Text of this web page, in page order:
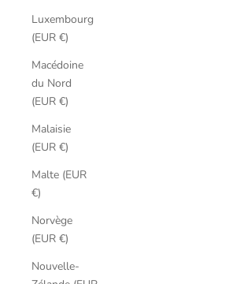
Luxembourg
(EUR €)
Macédoine
du Nord
(EUR €)
Malaisie
(EUR €)
Malte (EUR
€)
Norvège
(EUR €)
Nouvelle-